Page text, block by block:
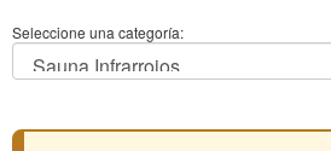
Seleccione una categoría: